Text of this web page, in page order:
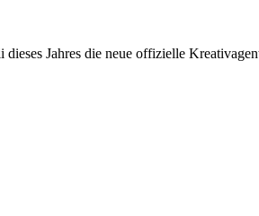
Jahres die neue offizielle